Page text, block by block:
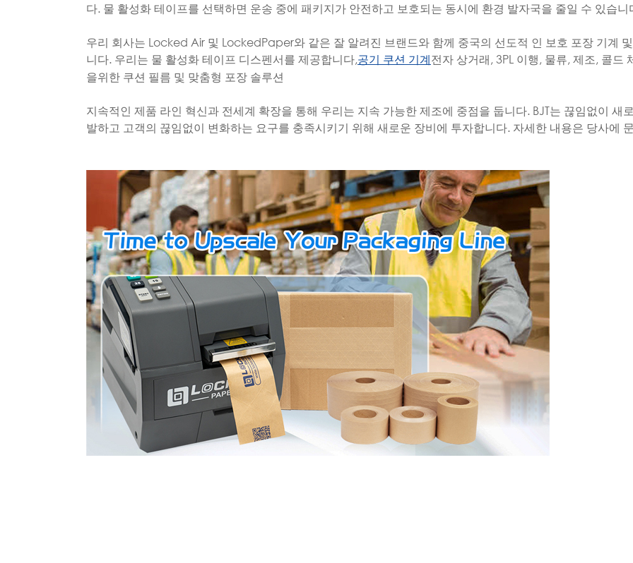
다. 물 활성화 테이프를 선택하면 운송 중에 패키지가 안전하고 보호되는 동시에 환경 발자국을 줄일 수 있습니
우리 회사는 Locked Air 및 LockedPaper와 같은 잘 알려진 브랜드와 함께 중국의 선도적 인 보호 포장 기계
니다. 우리는 물 활성화 테이프 디스펜서를 제공합니다,공기 쿠션 기계 전자 상거래, 3PL 이행, 물류, 제조, 콜드
을위한 쿠션 필름 및 맞춤형 포장 솔루션
지속적인 제품 라인 혁신과 전세계 확장을 통해 우리는 지속 가능한 제조에 중점을 둡니다. BJT는 끊임없이 새
발하고 고객의 끊임없이 변화하는 요구를 충족시키기 위해 새로운 장비에 투자합니다. 자세한 내용은 당사에